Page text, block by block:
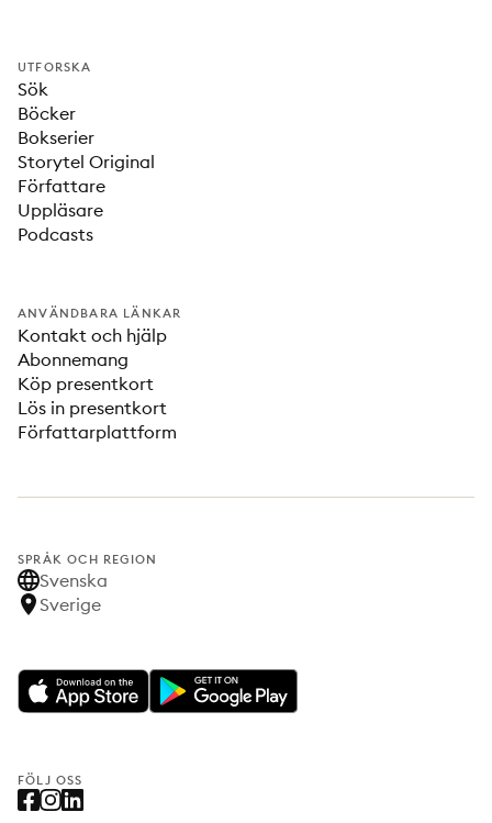
UTFORSKA
Sök
Böcker
Bokserier
Storytel Original
Författare
Uppläsare
Podcasts
ANVÄNDBARA LÄNKAR
Kontakt och hjälp
Abonnemang
Köp presentkort
Lös in presentkort
Författarplattform
SPRÅK OCH REGION
Svenska
Sverige
FÖLJ OSS